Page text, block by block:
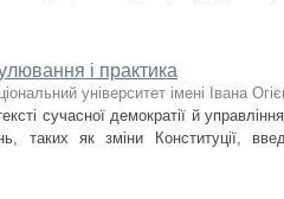
і практика
університет імені Івана
сучасної демократії й
таких як зміни Конституції,